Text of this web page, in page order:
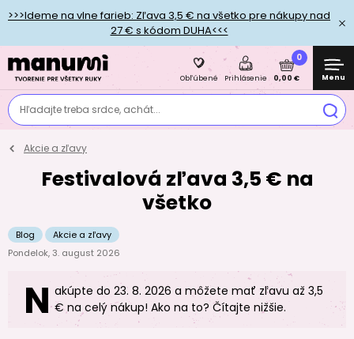
>>>Ideme na vlne farieb: Zľava 3,5 € na všetko pre nákupy nad
27 € s kódom DUHA<<<
Hľadajte treba srdce, achát...
Obľúbené Prihlásenie
0
0,00 € Menu
Akcie a zľavy
Festivalová zľava 3,5 € na
všetko
Blog
Akcie a zľavy
Pondelok, 3. august 2026
N akúpte do 23. 8. 2026 a môžete mať zľavu až 3,5
€ na celý nákup! Ako na to? Čítajte nižšie.